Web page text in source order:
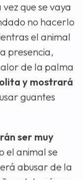
que se vaya
no hacerlo
el animal
presencia,
de la palma
y mostrará
guantes
ser muy
el animal se
abusar de la